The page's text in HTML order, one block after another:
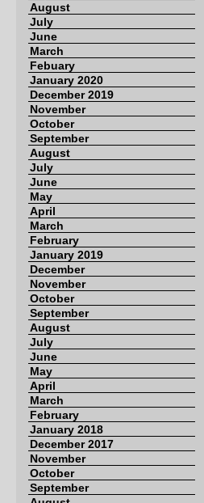
August
July
June
March
Febuary
January 2020
December 2019
November
October
September
August
July
June
May
April
March
February
January 2019
December
November
October
September
August
July
June
May
April
March
February
January 2018
December 2017
November
October
September